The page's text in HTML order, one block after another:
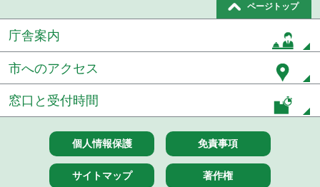
令和６年１月分
令和５年１２月分
令和５年１１月分
令和５年９月分
令和５年８月分
ページトップ
庁舎案内
市へのアクセス
窓口と受付時間
個人情報保護 免責事項
サイトマップ 著作権